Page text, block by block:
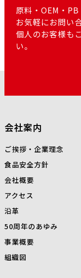
原料・OEM・
お気軽にお問い
個人のお客様も
い。
会社案内
ご挨拶・企業理念
食品安全方針
会社概要
アクセス
沿革
50周年のあゆみ
事業概要
組織図